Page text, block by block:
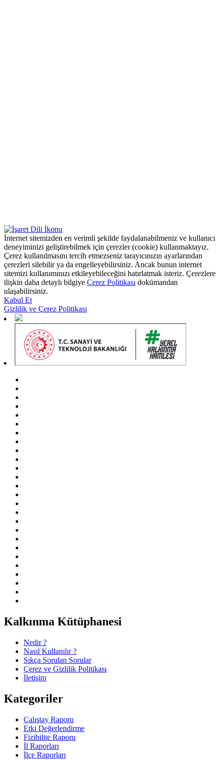
İnternet sitemizden en verimli şekilde faydalanabilmeniz ve kullanıcı
deneyiminizi geliştirebilmek için çerezler (cookie) kullanmaktayız.
Çerez kullanılmasını tercih etmezseniz tarayıcınızın ayarlarından
çerezleri silebilir ya da engelleyebilirsiniz. Ancak bunun internet
sitemizi kullanımınızı etkileyebileceğini hatırlatmak isteriz. Çerezlere
ilişkin daha detaylı bilgiye Çerez Politikası dokümandan
ulaşabilirsiniz.
Kabul Et
Gizlilik ve Çerez Politikası
Kalkınma Kütüphanesi
Nedir ?
Nasıl Kullanılır ?
Sıkça Sorulan Sorular
Çerez ve Gizlilik Politikası
İletişim
Kategoriler
Çalıştay Raporu
Etki Değerlendirme
Fizibilite Raporu
İl Raporları
İlçe Raporları